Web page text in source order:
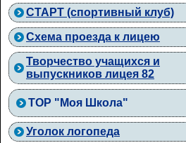
СТАРТ (спортивный клуб)
Схема проезда к лицею
Творчество учащихся и
выпускников лицея 82
ТОР "Моя Школа"
Уголок логопеда